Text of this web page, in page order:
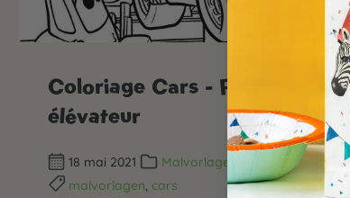
Coloriage Cars - Pont
élévateur
18 mai 2021 Malvorlagen
Cars Party-Ideen
malvorlagen cars